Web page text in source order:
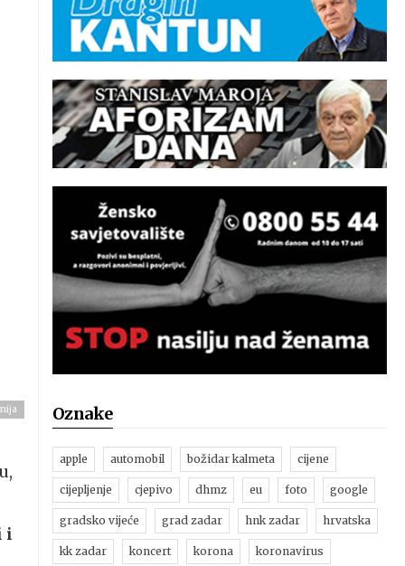
i
Oznake
apple automobil božidar kalmeta cijene
cijepljenje cjepivo dhmz eu foto google
gradsko vijeće grad zadar hnk zadar hrvatska
kk zadar koncert korona koronavirus